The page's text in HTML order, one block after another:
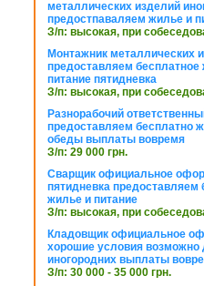
металлических изделий
предостпаваляем жилье и
З/п: высокая, при
Монтажник металлических
предоставляем бесплатное
питание пятидневка
З/п: высокая, при
Разнорабочий
предоставляем бесплатно
обеды выплаты вовремя
З/п: 29 000 грн.
Сварщик официальное
пятидневка предоставляем
жилье и питание
З/п: высокая, при
Кладовщик официальное
хорошие условия возможно
иногородних выплаты
З/п: 30 000 - 35 000 грн.